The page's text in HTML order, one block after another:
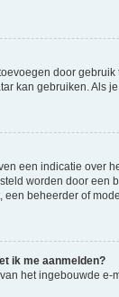
door
kan gebruiken. Als
een indicatie over
worden door een
beheerder of
ik me aanmelden?
het ingebouwde